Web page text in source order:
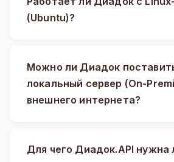
(Ubuntu)?
Можно ли Диадок
локальный сервер (On-
внешнего интернета?
Для чего Диадок.API нужна